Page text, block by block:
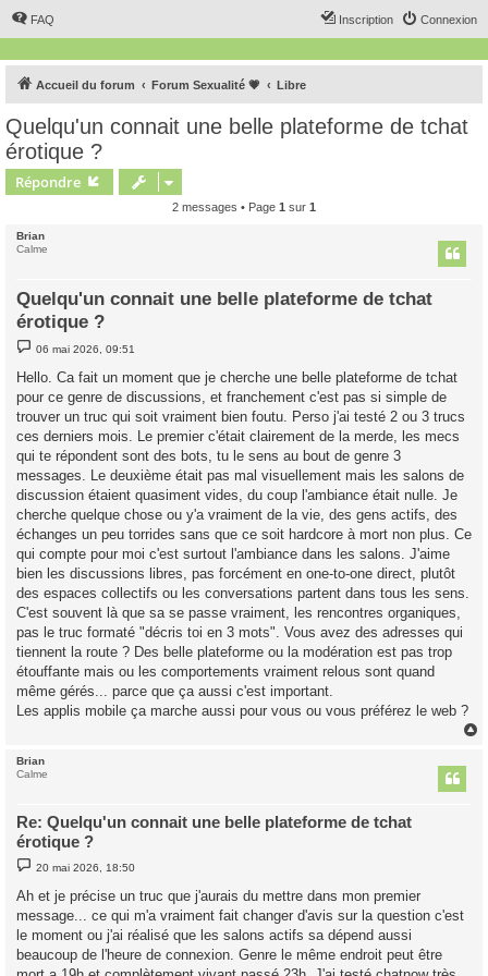
FAQ Connexion
Inscription
Accueil du forum Forum Sexualité 💗 Libre
Quelqu'un connait une belle plateforme de tchat
érotique ?
Répondre
2 messages • Page 1 sur 1
Brian
Calme
Quelqu'un connait une belle plateforme de tchat
érotique ?
M
e
s
s
a
e
06 mai 2026, 09:51
Hello. Ca fait un moment que je cherche une belle plateforme de tchat
pour ce genre de discussions, et franchement c'est pas si simple de
trouver un truc qui soit vraiment bien foutu. Perso j'ai testé 2 ou 3 trucs
ces derniers mois. Le premier c'était clairement de la merde, les mecs
qui te répondent sont des bots, tu le sens au bout de genre 3
messages. Le deuxième était pas mal visuellement mais les salons de
discussion étaient quasiment vides, du coup l'ambiance était nulle. Je
cherche quelque chose ou y'a vraiment de la vie, des gens actifs, des
échanges un peu torrides sans que ce soit hardcore à mort non plus. Ce
qui compte pour moi c'est surtout l'ambiance dans les salons. J'aime
bien les discussions libres, pas forcément en one-to-one direct, plutôt
des espaces collectifs ou les conversations partent dans tous les sens.
C'est souvent là que sa se passe vraiment, les rencontres organiques,
pas le truc formaté "décris toi en 3 mots". Vous avez des adresses qui
tiennent la route ? Des belle plateforme ou la modération est pas trop
étouffante mais ou les comportements vraiment relous sont quand
même gérés... parce que ça aussi c'est important.
Les applis mobile ça marche aussi pour vous ou vous préférez le web ?
Brian
Calme
Re: Quelqu'un connait une belle plateforme de tchat
érotique ?
M
e
s
a
e
20 mai 2026, 18:50
Ah et je précise un truc que j'aurais du mettre dans mon premier
message... ce qui m'a vraiment fait changer d'avis sur la question c'est
le moment ou j'ai réalisé que les salons actifs sa dépend aussi
beaucoup de l'heure de connexion. Genre le même endroit peut être